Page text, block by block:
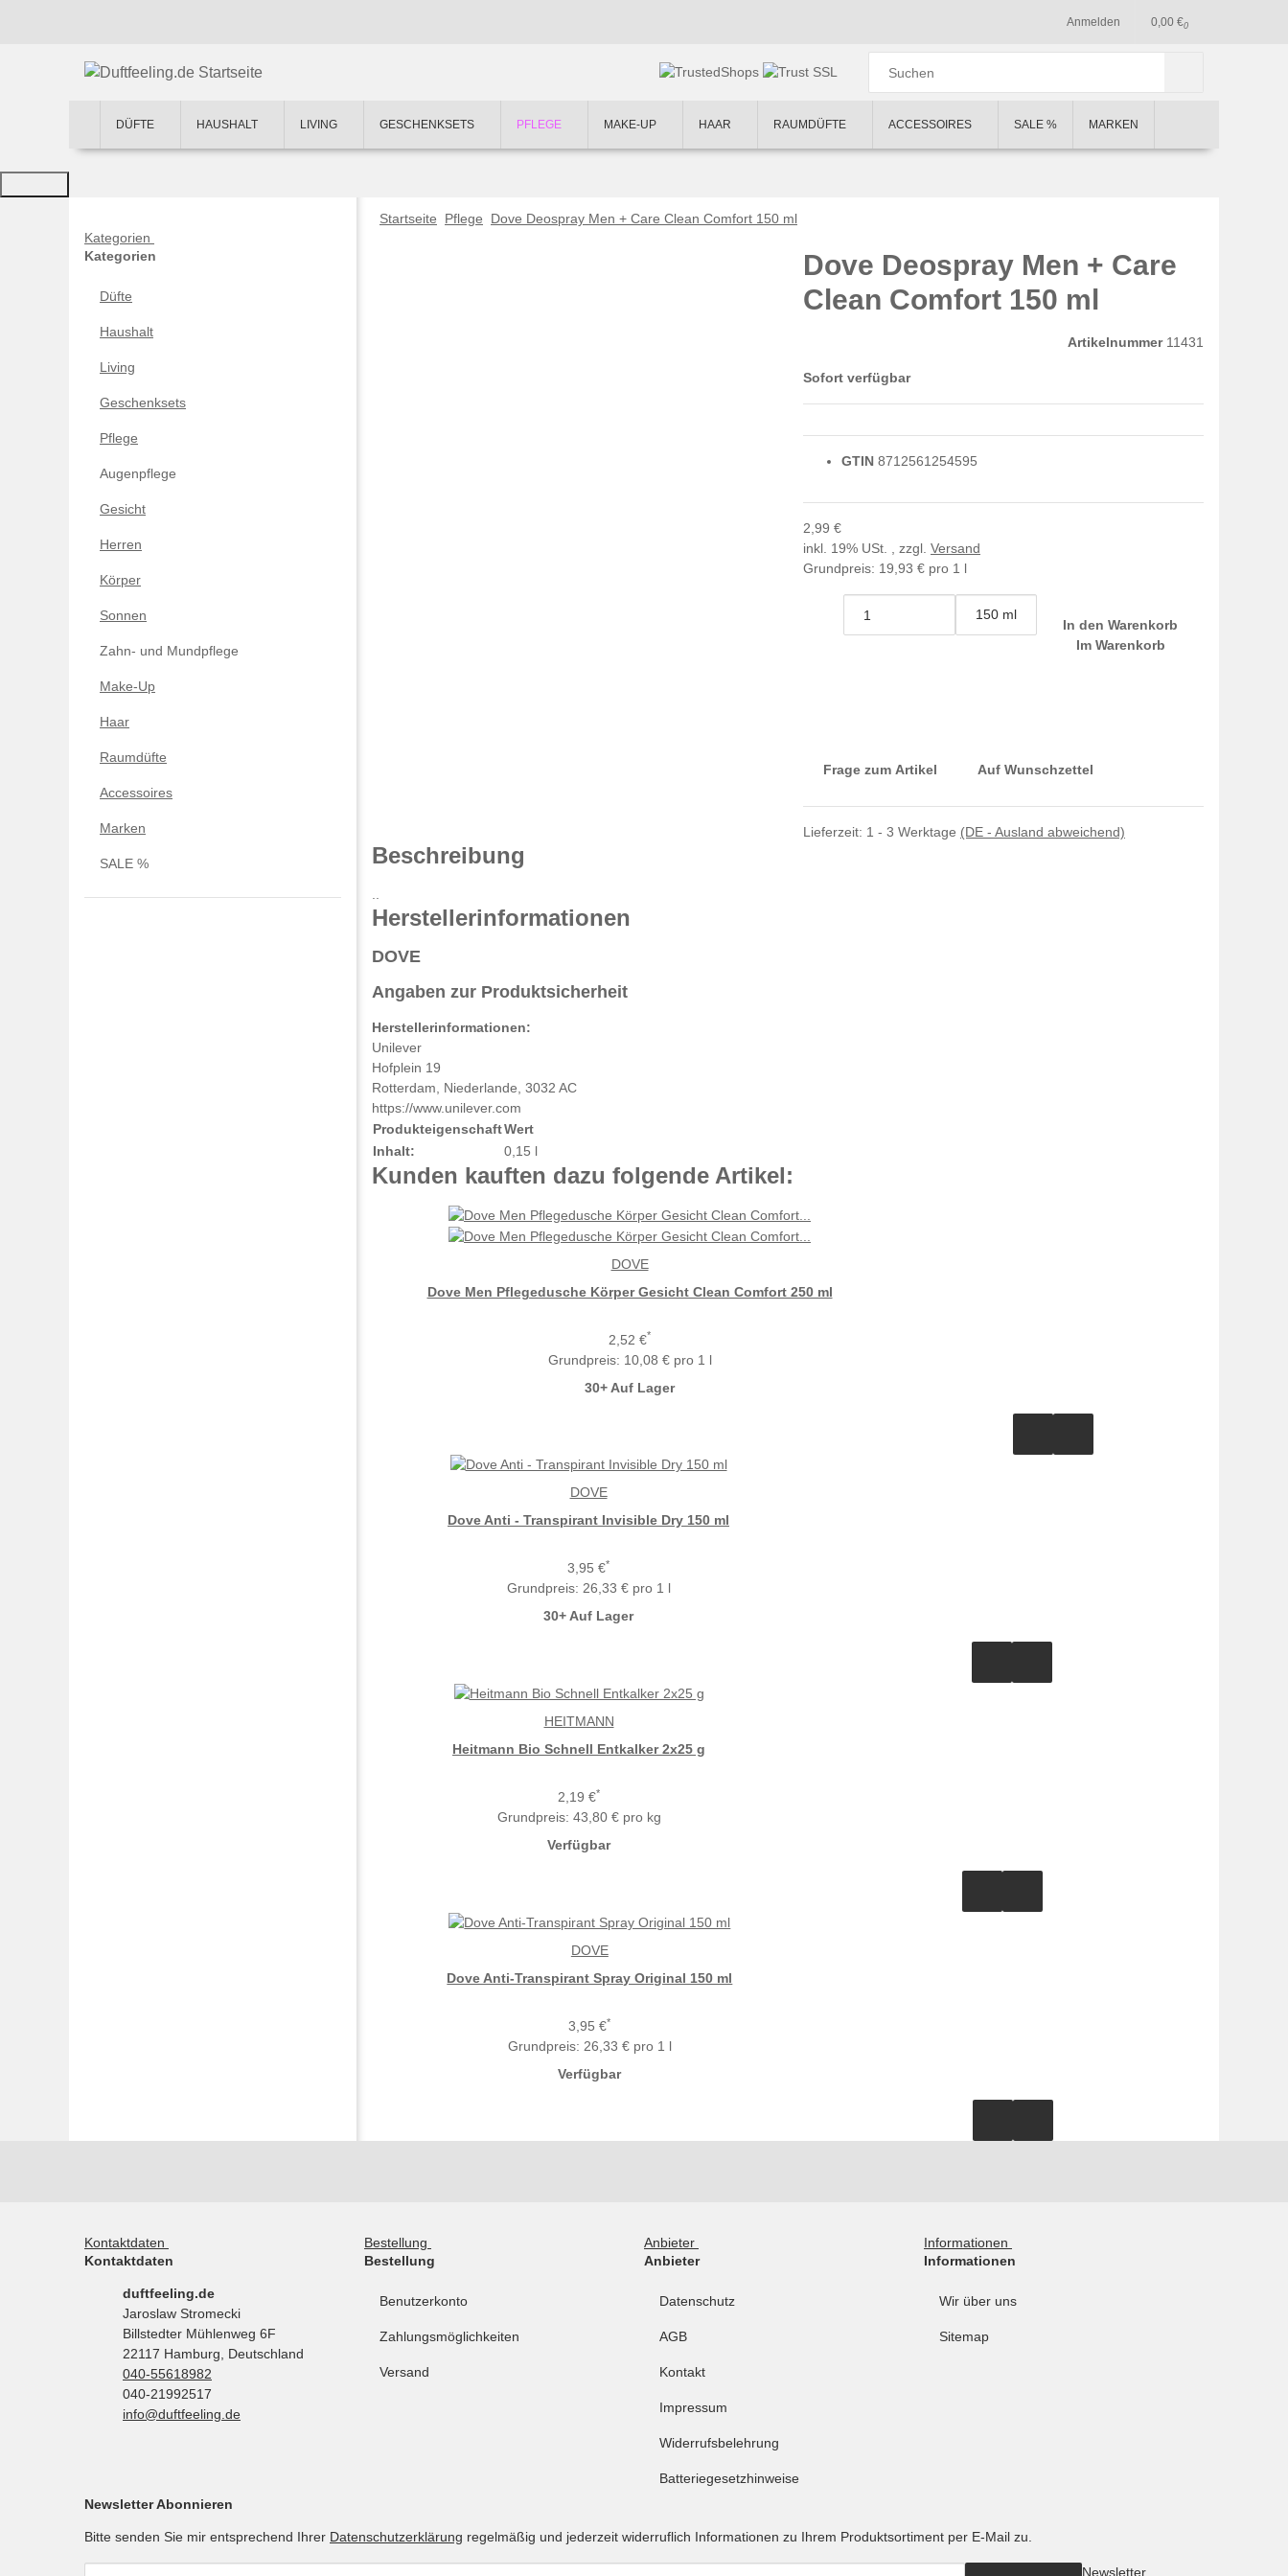
Anmelden 0
0,00 €
DÜFTE HAUSHALT LIVING GESCHENKSETS PFLEGE MAKE-UP HAAR RAUMDÜFTE ACCESSOIRES SALE % MARKEN
Startseite Pflege Dove Deospray Men + Care Clean Comfort 150 ml
Dove Deospray Men + Care
Clean Comfort 150 ml
Artikelnummer 11431
GTIN 8712561254595
2,99 €
inkl. 19% USt. , zzgl. Versand
Grundpreis: 19,93 € pro 1 l
Frage zum Artikel Auf Wunschzettel
150 ml
In den Warenkorb
Im Warenkorb
Sofort verfügbar
Lieferzeit: 1 - 3 Werktage (DE - Ausland abweichend)
Beschreibung
Herstellerinformationen
DOVE
Angaben zur Produktsicherheit
Herstellerinformationen:
Unilever
Hofplein 19
Rotterdam, Niederlande, 3032 AC
https://www.unilever.com
ProdukteigenschaftWert
Inhalt:
0,15 l
Kunden kauften dazu folgende Artikel:
Dove Men Pflegedusche Körper Gesicht Clean Comfort 250 ml
2,52 €*
Grundpreis: 10,08 € pro 1 l
30+ Auf Lager
DOVE
Dove Anti - Transpirant Invisible Dry 150 ml
3,95 €*
Grundpreis: 26,33 € pro 1 l
30+ Auf Lager
DOVE
Heitmann Bio Schnell Entkalker 2x25 g
2,19 €*
Grundpreis: 43,80 € pro kg
Verfügbar
HEITMANN
Dove Anti-Transpirant Spray Original 150 ml
3,95 €*
Grundpreis: 26,33 € pro 1 l
Verfügbar
DOVE
Kategorien
Kategorien
Düfte
Haushalt
Living
Geschenksets
Pflege
Augenpflege
Gesicht
Herren
Körper
Sonnen
Zahn- und Mundpflege
Make-Up
Haar
Raumdüfte
Accessoires
Marken
SALE %
Kontaktdaten
Kontaktdaten
duftfeeling.de
Jaroslaw Stromecki
Billstedter Mühlenweg 6F
22117 Hamburg, Deutschland
040-55618982
040-21992517
info@duftfeeling.de
Bestellung
Bestellung
Benutzerkonto
Zahlungsmöglichkeiten
Versand
Anbieter
Anbieter
Datenschutz
AGB
Kontakt
Impressum
Widerrufsbelehrung
Batteriegesetzhinweise
Informationen
Informationen
Wir über uns
Sitemap
Newsletter Abonnieren
Bitte senden Sie mir entsprechend Ihrer Datenschutzerklärung regelmäßig und jederzeit widerruflich Informationen zu Ihrem Produktsortiment per E-Mail zu.
Newsletter